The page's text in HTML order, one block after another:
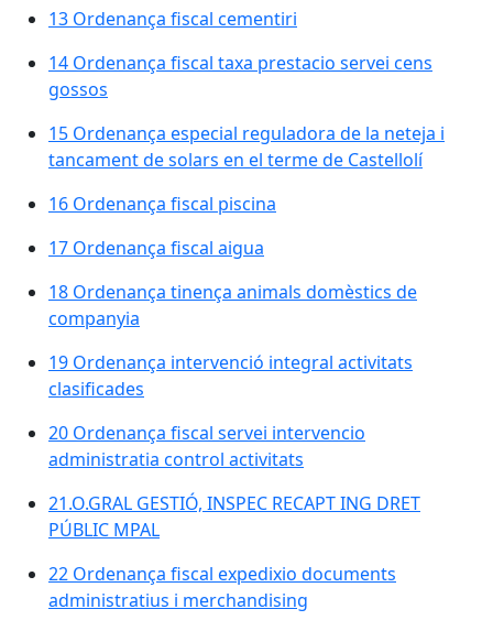
13 Ordenança fiscal cementiri
14 Ordenança fiscal taxa prestacio servei cens
gossos
15 Ordenança especial reguladora de la neteja i
tancament de solars en el terme de Castellolí
16 Ordenança fiscal piscina
17 Ordenança fiscal aigua
18 Ordenança tinença animals domèstics de
companyia
19 Ordenança intervenció integral activitats
clasificades
20 Ordenança fiscal servei intervencio
administratia control activitats
21.O.GRAL GESTIÓ, INSPEC RECAPT ING DRET
PÚBLIC MPAL
22 Ordenança fiscal expedixio documents
administratius i merchandising